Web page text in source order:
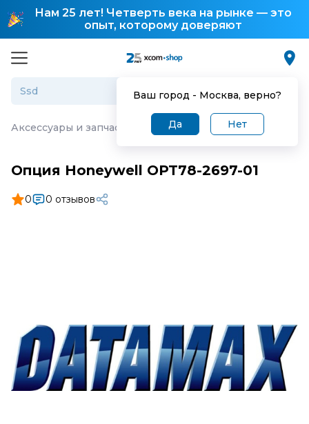
Нам 25 лет! Четверть века на рынке — это
опыт, которому доверяют
Ваш город - Москва, верно?
Да Нет
Аксессуары и запчасти для торгового оборудования
Опция Honeywell OPT78-2697-01
0 0 отзывов